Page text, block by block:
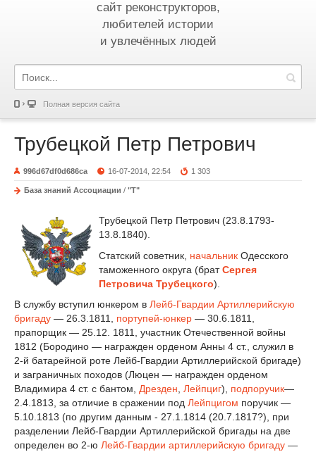
сайт реконструкторов,
любителей истории
и увлечённых людей
Полная версия сайта
Трубецкой Петр Петрович
996d67df0d686ca 16-07-2014, 22:54 1 303
База знаний Ассоциации / "Т"
Трубецкой Петр Петрович (23.8.1793-
13.8.1840).
Статский советник, начальник Одесского
таможенного округа (братСергея
Петровича Трубецкого).
В службу вступил юнкером в Лейб-Гвардии Артиллерийскую
бригаду — 26.3.1811, портупей-юнкер — 30.6.1811,
прапорщик — 25.12. 1811, участник Отечественной войны
1812 (Бородино — награжден орденом Анны 4 ст., служил в
2-й батарейной роте Лейб-Гвардии Артиллерийской бригаде)
и заграничных походов (Люцен — награжден орденом
Владимира 4 ст. с бантом, Дрезден, Лейпциг), подпоручик—
2.4.1813, за отличие в сражении под Лейпцигом поручик —
5.10.1813 (по другим данным - 27.1.1814 (20.7.1817?), при
разделении Лейб-Гвардии Артиллерийской бригады на две
определен во 2-ю Лейб-Гвардии артиллерийскую бригаду —